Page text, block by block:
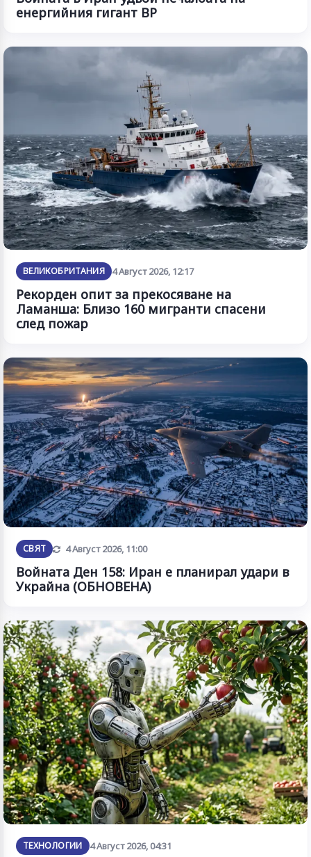
енергийния гигант BP
ВЕЛИКОБРИТАНИЯ 4 Август 2026, 12:17
Рекорден опит за прекосяване на
Ламанша: Близо 160 мигранти спасени
след пожар
СВЯТ Обновена
4 Август 2026, 11:00
Войната Ден 158: Иран е планирал удари в
Украйна (ОБНОВЕНА)
ТЕХНОЛОГИИ 4 Август 2026, 04:31